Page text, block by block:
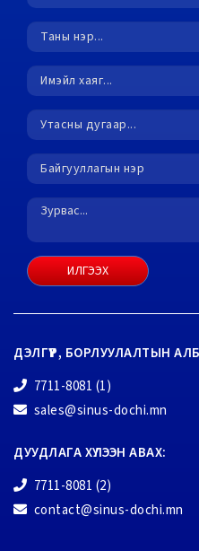
ИЛГЭЭХ
ДЭЛГҮҮР, БОРЛУУЛАЛТЫН
7711-8081 (1)
sales@sinus-dochi.mn
ДУУДЛАГА ХҮЛЭЭН АВАХ:
7711-8081 (2)
contact@sinus-dochi.mn